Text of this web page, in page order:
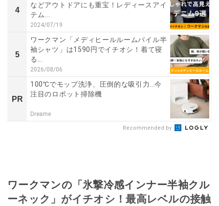
4
などアウトドアにも重宝！レディースアイ
テム...
2024/07/19
5
ワークマン「メディヒールルームパイル半
袖シャツ」は1590円でイチオシ！着て寝
る...
2026/08/06
PR
100℃でモップ洗浄、圧倒的な吸引力…今
注目のロボット掃除機
Dreame
Recommended by
ワークマンの「氷撃冷感インナー半袖クル
ーネック」がイチオシ！最高レベルの接触